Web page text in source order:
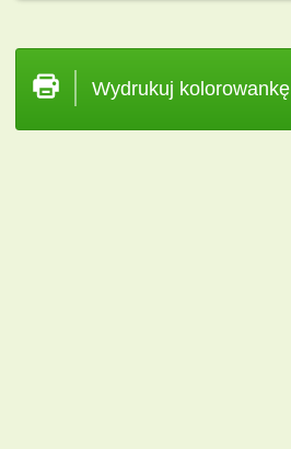
Wydrukuj kolorowankę